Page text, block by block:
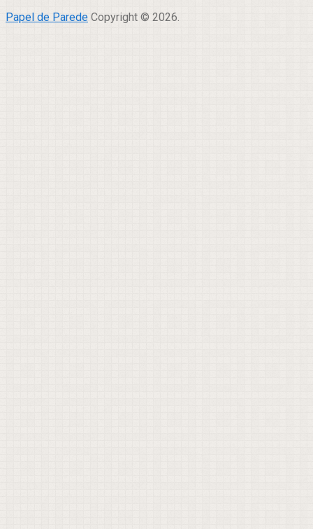
Papel de Parede Copyright © 2026.